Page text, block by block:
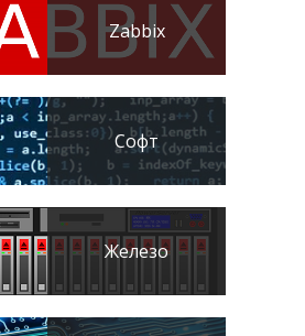
Zabbix
Софт
Железо